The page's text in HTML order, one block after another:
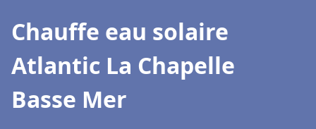
Chauffe eau solaire
Atlantic La Chapelle
Basse Mer